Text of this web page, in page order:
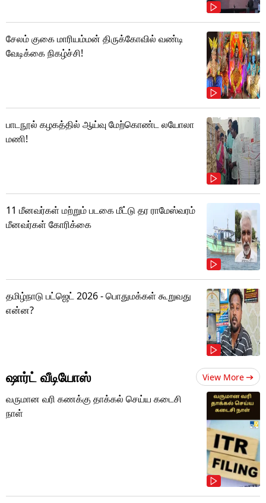
சேலம் குகை மாரியம்மன் திருக்கோவில் வண்டி
வேடிக்கை நிகழ்ச்சி!
பாடநூல் கழகத்தில் ஆய்வு மேற்கொண்ட லயோலா
மணி!
11 மீனவர்கள் மற்றும் படகை மீட்டு தர ராமேஸ்வரம்
மீனவர்கள் கோரிக்கை
தமிழ்நாடு பட்ஜெட் 2026 - பொதுமக்கள் கூறுவது
என்ன?
ஷார்ட் வீடியோஸ் View More
வருமான வரி கணக்கு தாக்கல் செய்ய கடைசி
நாள்